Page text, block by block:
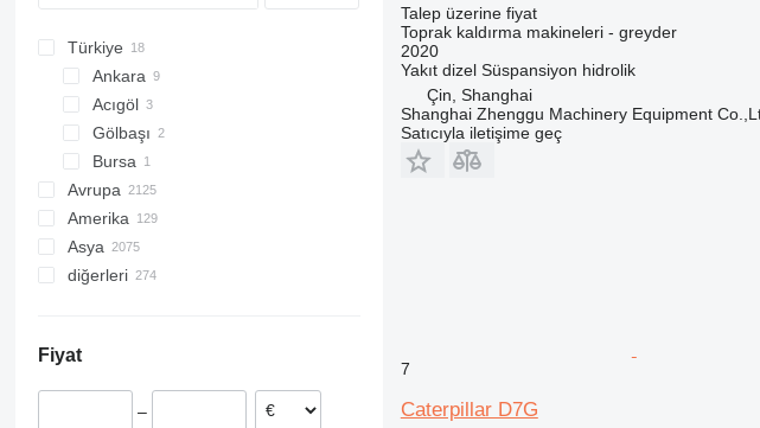
D series
GC
M-series
Türkiye
Ankara
Acıgöl
Gölbaşı
Bursa
Avrupa
Almanya
Hollanda
Polonya
Romanya
Litvanya
Amerika
Meksika
ABD
Asya
Çin
Suudi Arabistan
Japonya
diğerleri
Kolombiya
Peru
Fiyat
–
Talep üzerine fiyat
Toprak kaldırma makineleri - greyder
2020
Yakıt dizel Süspansiyon hidrolik
Çin, Shanghai
Shanghai Zhenggu Machinery Equipment
Satıcıyla iletişime geç
7
Caterpillar D7G